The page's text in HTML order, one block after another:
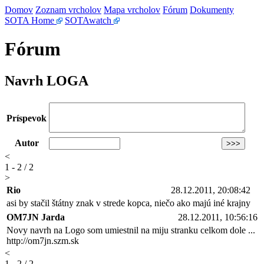
Domov Zoznam vrcholov Mapa vrcholov Fórum Dokumenty
SOTA Home
SOTAwatch
Fórum
Navrh LOGA
Príspevok
Autor
<
1 - 2 / 2
>
Rio
28.12.2011, 20:08:42
asi by stačil štátny znak v strede kopca, niečo ako majú iné krajny
OM7JN Jarda
28.12.2011, 10:56:16
Novy navrh na Logo som umiestnil na miju stranku celkom dole ...
http://om7jn.szm.sk
<